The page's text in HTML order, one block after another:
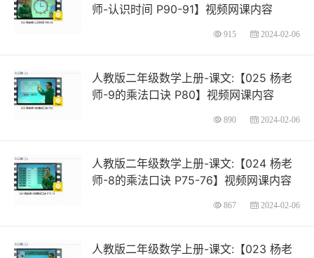
师-认识时间 P90-91】视频网课内容
915 2024-02-06
人教版二年级数学上册-课文:【025 杨老
师-9的乘法口诀 P80】视频网课内容
890 2024-02-06
人教版二年级数学上册-课文:【024 杨老
师-8的乘法口诀 P75-76】视频网课内容
867 2024-02-06
人教版二年级数学上册-课文:【023 杨老